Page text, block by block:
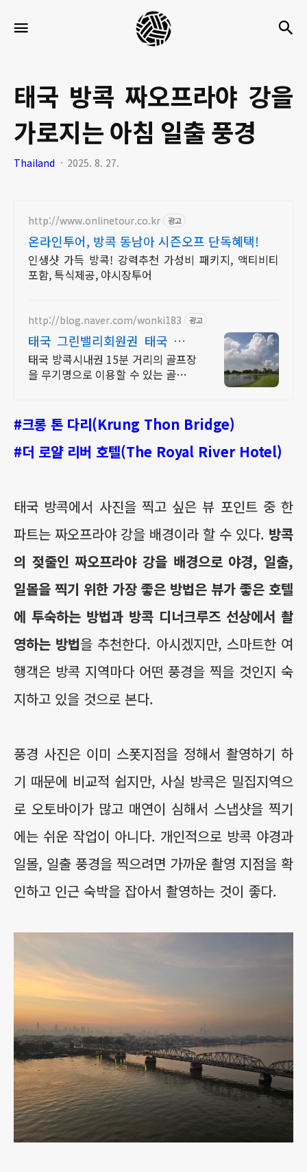
세
팍
크
로
라
태국 방콕 짜오프라야 강을
가로지는 아침 일출 풍경
Thailand 2025. 8. 27.
http://www.onlinetour.co.kr 광고
온라인투어, 방콕 동남아 시즌오프 단독혜택!
인생샷 가득 방콕! 강력추천 가성비 패키지, 액티비티
포함, 특식제공, 야시장투어
http://blog.naver.com/wonki183 광고
태국 그린밸리회원권 태국 방콕
99홀무기명회원권
태국 방콕시내권 15분 거리의 골프장
을 무기명으로 이용할 수 있는 골프회
#크롱 톤 다리(Krung Thon Bridge)
#더 로얄 리버 호텔(The Royal River Hotel)
태국 방콕에서 사진을 찍고 싶은 뷰 포인트 중 한
파트는 짜오프라야 강을 배경이라 할 수 있다. 방콕
의 젖줄인 짜오프라야 강을 배경으로 야경, 일출,
일몰을 찍기 위한 가장 좋은 방법은 뷰가 좋은 호텔
에 투숙하는 방법과 방콕 디너크루즈 선상에서 촬
영하는 방법을 추천한다. 아시겠지만, 스마트한 여
행객은 방콕 지역마다 어떤 풍경을 찍을 것인지 숙
지하고 있을 것으로 본다.
풍경 사진은 이미 스폿지점을 정해서 촬영하기 하
기 때문에 비교적 쉽지만, 사실 방콕은 밀집지역으
로 오토바이가 많고 매연이 심해서 스냅샷을 찍기
에는 쉬운 작업이 아니다. 개인적으로 방콕 야경과
일몰, 일출 풍경을 찍으려면 가까운 촬영 지점을 확
인하고 인근 숙박을 잡아서 촬영하는 것이 좋다.